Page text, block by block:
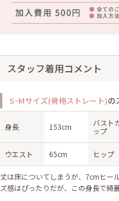
スタッフ着用コメント
S~Mサイズ(骨格ストレート)の
身長 153cm
バスト
ップ
ウエスト 65cm ヒップ
丈は床についてしまうが、7cmヒー
ズ感はぴったりだが、この身長で綺